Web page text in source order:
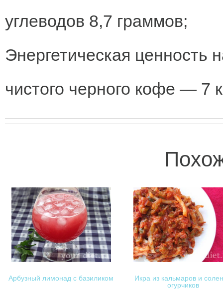
углеводов 8,7 граммов;
Энергетическая ценность
чистого черного кофе — 7
Арбузный лимонад с базиликом
Икра из кальмаров и
огурчиков